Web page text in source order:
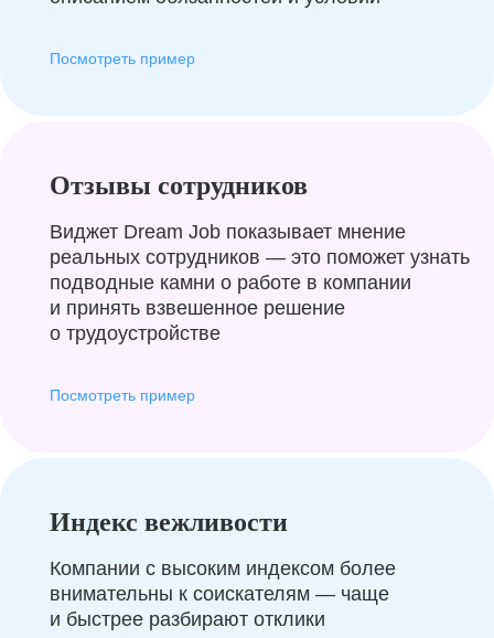
Посмотреть пример
Отзывы сотрудников
Виджет Dream Job показывает мнение
реальных сотрудников — это поможет узнать
подводные камни о работе в компании
и принять взвешенное решение
о трудоустройстве
Посмотреть пример
Индекс вежливости
Компании с высоким индексом более
внимательны к соискателям — чаще
и быстрее разбирают отклики